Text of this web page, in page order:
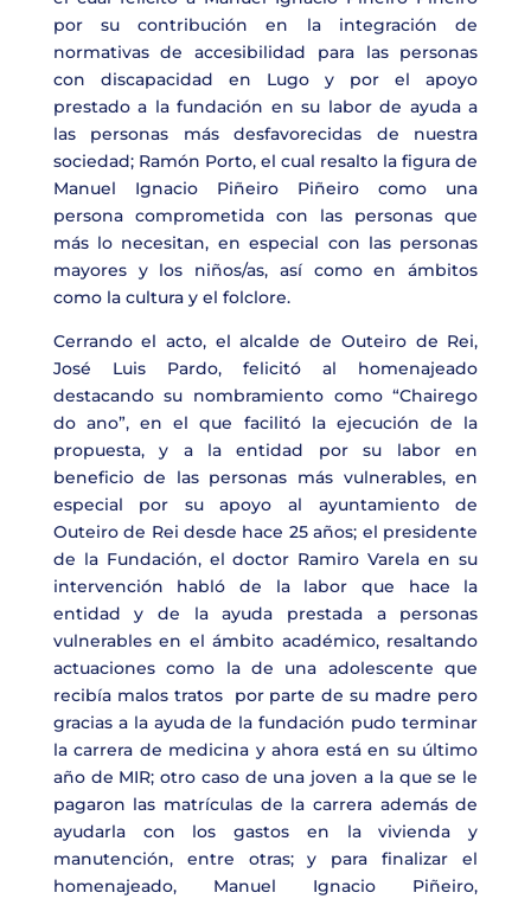
por su contribución en la integración de
normativas de accesibilidad para las personas
con discapacidad en Lugo y por el apoyo
prestado a la fundación en su labor de ayuda a
las personas más desfavorecidas de nuestra
sociedad; Ramón Porto, el cual resalto la figura de
Manuel Ignacio Piñeiro Piñeiro como una
persona comprometida con las personas que
más lo necesitan, en especial con las personas
mayores y los niños/as, así como en ámbitos
como la cultura y el folclore.
Cerrando el acto, el alcalde de Outeiro de Rei,
José Luis Pardo, felicitó al homenajeado
destacando su nombramiento como “Chairego
do ano”, en el que facilitó la ejecución de la
propuesta, y a la entidad por su labor en
beneficio de las personas más vulnerables, en
especial por su apoyo al ayuntamiento de
Outeiro de Rei desde hace 25 años; el presidente
de la Fundación, el doctor Ramiro Varela en su
intervención habló de la labor que hace la
entidad y de la ayuda prestada a personas
vulnerables en el ámbito académico, resaltando
actuaciones como la de una adolescente que
recibía malos tratos por parte de su madre pero
gracias a la ayuda de la fundación pudo terminar
la carrera de medicina y ahora está en su último
año de MIR; otro caso de una joven a la que se le
pagaron las matrículas de la carrera además de
ayudarla con los gastos en la vivienda y
manutención, entre otras; y para finalizar el
homenajeado, Manuel Ignacio Piñeiro,